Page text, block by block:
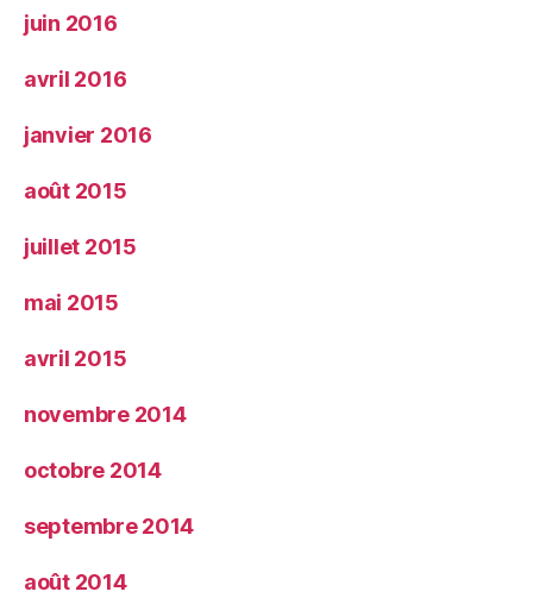
juin 2016
avril 2016
janvier 2016
août 2015
juillet 2015
mai 2015
avril 2015
novembre 2014
octobre 2014
septembre 2014
août 2014